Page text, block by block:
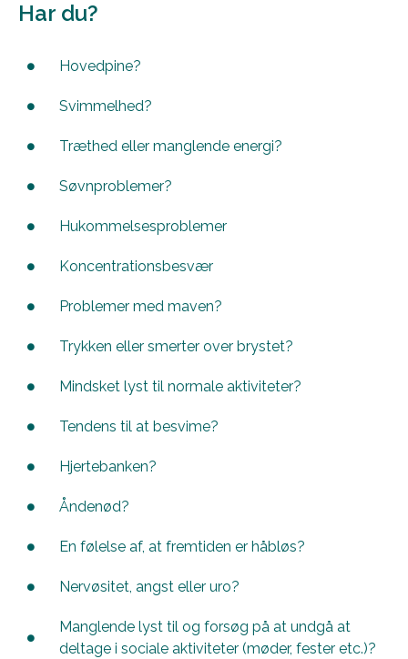
Har du?
Hovedpine?
Svimmelhed?
Træthed eller manglende energi?
Søvnproblemer?
Hukommelsesproblemer
Koncentrationsbesvær
Problemer med maven?
Trykken eller smerter over brystet?
Mindsket lyst til normale aktiviteter?
Tendens til at besvime?
Hjertebanken?
Åndenød?
En følelse af, at fremtiden er håbløs?
Nervøsitet, angst eller uro?
Manglende lyst til og forsøg på at undgå at
deltage i sociale aktiviteter (møder, fester etc.)?